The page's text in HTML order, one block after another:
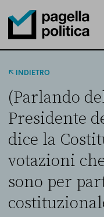
Pagella Politica Logo
INDIETRO
(Parlando
Presidente
dice la
votazioni
sono per